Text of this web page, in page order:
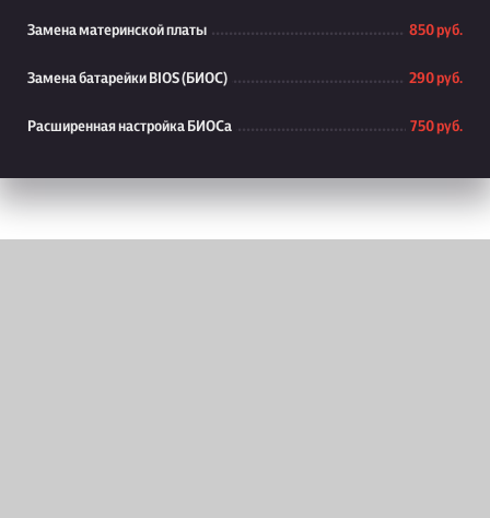
Замена материнской платы 850 руб.
Замена батарейки BIOS (БИОС) 290 руб.
Расширенная настройка БИОСа 750 руб.